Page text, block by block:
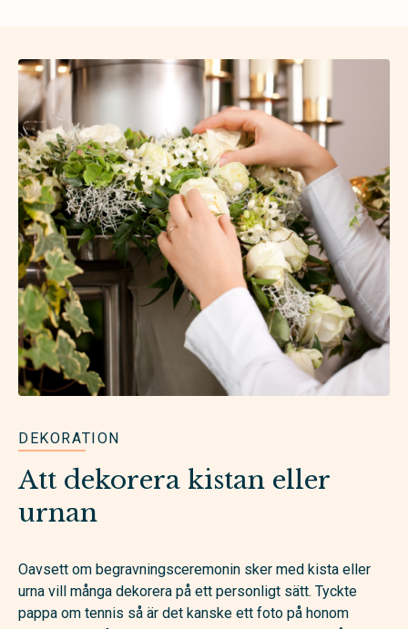
DEKORATION
Att dekorera kistan eller
urnan
Oavsett om begravningsceremonin sker med kista eller
urna vill många dekorera på ett personligt sätt. Tyckte
pappa om tennis så är det kanske ett foto på honom